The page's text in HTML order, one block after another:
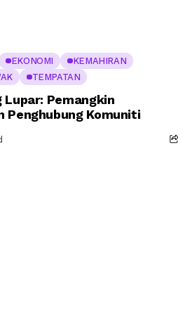
EKONOMI
KEMAHIRAN
TEMPATAN
Pemangkin
Penghubung Komuniti